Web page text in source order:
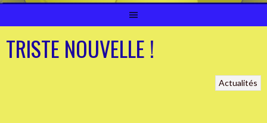
TRISTE NOUVELLE !
Actualités